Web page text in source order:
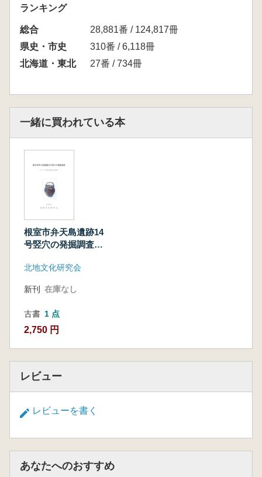
ランキング
総合
28,881番 / 124,817冊
県史・市史
310番 / 6,118冊
北海道・東北
27番 / 734冊
一緒に買われている本
根室市弁天島遺跡14
号竪穴の発掘調査
浮文期の大型住居址
北地文化研究会
新刊 在庫なし
古書 1 点
2,750 円
レビュー
レビューを書く
あなたへのおすすめ